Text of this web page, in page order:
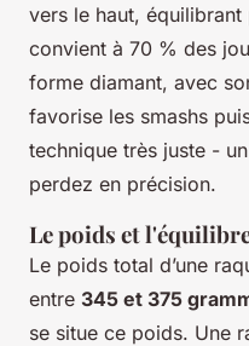
vers le haut,
convient à 70 % des
forme diamant, avec
favorise les smashs
technique très juste -
perdez en précision.
Le poids et
Le poids total d’une
entre 345 et 375
se situe ce poids. Une